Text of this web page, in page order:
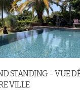
STANDING – VUE
VILLE